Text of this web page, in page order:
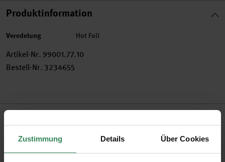
Zustimmung Details Über Cookies
Produktinformation
Veredelung Hot Foil
Artikel-Nr. 99001.77.10
Bestell-Nr. 3234655
Unsere Themenwelt „Hochzeit“ liefert wunderschöne
Designs in Puder, Weiß und Gold. Basteln Sie aus den